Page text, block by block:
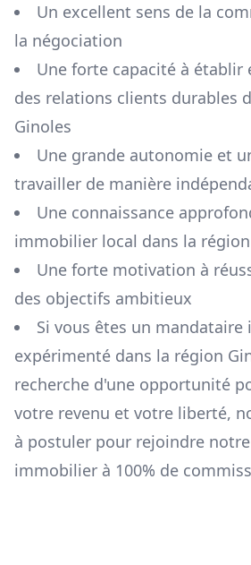
Un excellent sens de la
la négociation
Une forte capacité à établir
des relations clients durables
Ginoles
Une grande autonomie et
travailler de manière
Une connaissance
immobilier local dans la région
Une forte motivation à
des objectifs ambitieux
Si vous êtes un
expérimenté dans la région
recherche d'une opportunité
votre revenu et votre liberté,
à postuler pour rejoindre
immobilier à 100% de